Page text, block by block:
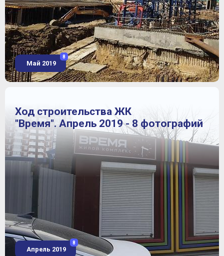
Май 2019
8
Ход строительства ЖК
"Время". Апрель 2019 - 8 фотографий
Апрель 2019
8